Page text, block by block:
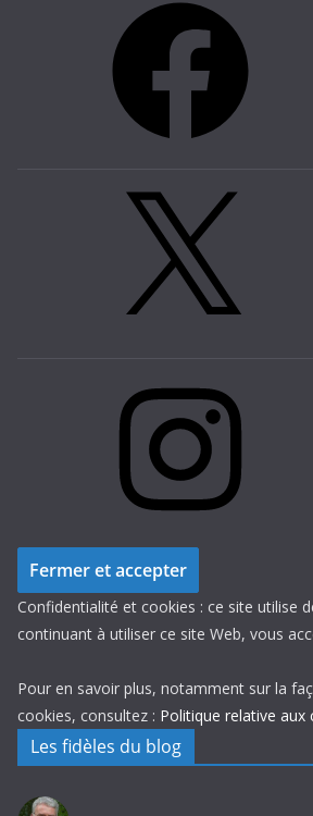
Confidentialité et cookies : ce site utilise
continuant à utiliser ce site Web, vous
Pour en savoir plus, notamment sur la
cookies, consultez : Politique relative aux
Les fidèles du blog